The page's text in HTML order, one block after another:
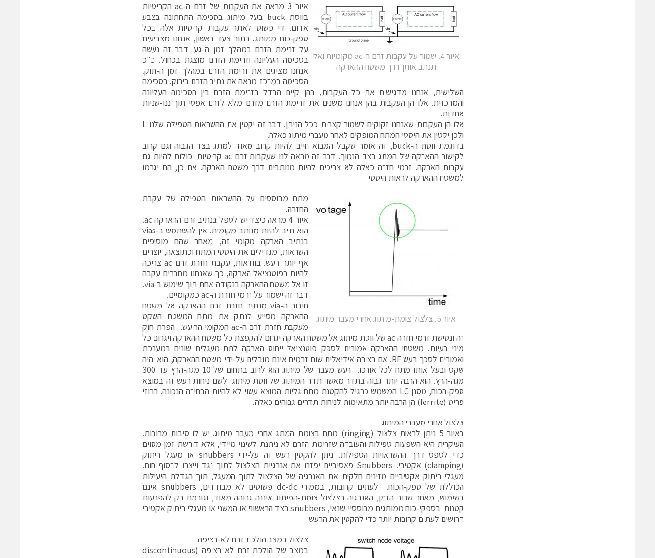
איור 4. שמור על עקבות זרם ה-ac מקומיות ואל
תנתב אותן דרך משטח ההארקה
איור 3 מראה את העקבות של זרם ה-ac הקריטיות
בווסת buck בעל מיתוג בסכימה התחתונה בצבע
אדום. די פשוט לאתר עקבות קריטיות אלה בכל
ספק-כוח ממותג. בתור צעד ראשון, אנחנו מצביעים
על זרימת הזרם במהלך זמן ה-גע. דבר זה נעשה
בסכימה העליונה וזרימת הזרם מוצגת בכחול. כ"כ
אנחנו מציגים את זרימת הזרם במהלך זמן ה-תוק.
הסכימה במרכז מראה את נתיב הזרם בירוק. בסכימה
השלישית, אנחנו מדגישים את כל העקבות, בהן קיים הבדל בזרימת הזרם בין הסכימה העליונה
והמרכזית. אלו הן העקבות בהן אנחנו משנים את זרימת הזרם מזרם מלא לזרם אפסי תוך ננו-שניות
אחדות.
אלו הן העקבות שאנחנו זקוקים לשמור קצרות ככל הניתן. דבר זה יקטין את ההשראות הטפילה שלנו L
ולכן יקטין את היסטי המתח המופקים לאחר מעברי מיתוג כאלה.
בדוגמת ווסת ה-buck, זה אומר שקבל המבוא חייב להיות קרוב מאוד למתג בצד הגבוה וגם קרוב
לקישור ההארקה של המתג בצד הנמוך. דבר זה מראה לנו שעקבות זרם ac קריטיות יכולות להיות גם
עקבות הארקה. זרמי חזרה כאלה לא צריכים להיות מנותבים דרך משטח הארקה. אם כן, הם יגרמו
למשטח ההארקה לראות היסטי
איור 5. צלצול צומת-מיתוג אחרי מעבר מיתוג
מתח מבוססים על ההשראות הטפילה של עקבת
החזרה.
איור 4 מראה כיצד יש לטפל בנתיב זרם ההארקה ac.
הוא חייב להיות מנותב מקומית. אין להשתמש ב-vias
בנתיב הארקה מקומי זה, מאחר שהם מוסיפים
השראות, מגדילים את היסטי המתח וכתוצאה, יוצרים
אף יותר רעש. בוודאות, עקבת חזרת זרם ac צריכה
להיות בפוטנציאל הארקה, כך שאנחנו מחברים עקבה
זו אל משטח ההארקה בנקודה אחת תוך שימוש ב-via.
דבר זה ישמור על זרמי חזרת ה-ac כמקומיים.
חיבור ה-via מנתיב חזרת זרם ההארקה אל משטח
ההארקה מסייע לנתק את מתח המשטח השקט
מעקבת חזרת זרם ה-ac המקומי הרועש. הפרת חוק
זה ונטישת זרמי חזרה ac של ווסת מיתוג אל משטח הארקה יגרום להקפצת כל משטח ההארקה ויגרום כל
מיני בעיות. משטחי ההארקה אמורים לספק פוטנציאל ייחוס הארקה לתת-מעגלים שונים במערכת
ואמורים לסכך רעש RF. אם בצורה אידיאלית שום זרמים אינם מובלים על-ידי משטח ההארקה, הוא יהיה
שקט ובעל אותו מתח לכל אורכו. רעש מעבר של מיתוג הוא לרוב בתחום של 10 מגה-הרץ עד 300
מגה-הרץ. הוא הרבה יותר גבוה בתדר מאשר תדר המיתוג של ווסת מיתוג. לשם ניחות רעש זה במוצא
ספק-הכוח, מסנן LC המשמש כרגיל להקטנת מתח גליות המוצא עשוי לא להיות הבחירה הנכונה. חרוזי
פריט (ferrite) הן הרבה יותר מתאימות לניחות תדרים גבוהים כאלה.
צלצול אחרי מעברי המיתוג
באיור 5 ניתן לראות צלצול (ringing) מתח בצומת המתג אחרי מעבר מיתוג. יש לו סיבות מרובות.
העיקרית היא השפעות טפילות והעובדה שזרימת הזרם לא ניתנת לשינוי מיידי, אלא דורשת זמן מסוים
כדי לטפס דרך ההשראויות הטפילות. ניתן להקטין רעש זה על-ידי snubbers או מעגל ריתוק
(clamping) אקטיבי. Snubbers פאסיביים יפזרו את אנרגיית הצלצול לתוך נגד וייצרו לבסוף חום.
מעגלי ריתוק אקטיביים מזינים חלקית את האנרגיה של הצלצול לתוך המעגל, תוך הגדלת היעילות
הכוללת של ספק-הכוח. לעתים קרובות, בממירי dc-dc פשוטים לא מבודדים, snubbers אינם
בשימוש, מאחר שרוב הזמן, האנרגיה בצלצול צומת-המיתוג איננה גבוהה מאוד, וגורמת רק להפרעות
קטנות. בספקי-כוח ממותגים מבוססיי-שנאי, snubbers בצד הראשוני או המשני או מעגלי ריתוק אקטיבי
דרושים לעתים קרובות יותר כדי להקטין את הרעש.
צלצול במצב הולכת זרם לא-רציפה
במצב של הולכת זרם לא רציפה (discontinuous